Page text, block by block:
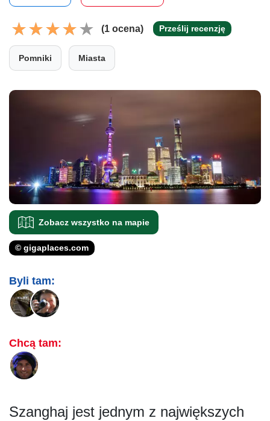
(1 ocena) Prześlij recenzję
Pomniki Miasta
Zobacz wszystko na mapie
© gigaplaces.com
Byli tam:
Chcą tam:
Szanghaj jest jednym z największych